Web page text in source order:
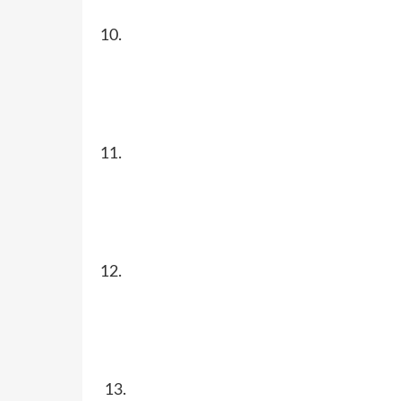
10.
11.
12.
13.